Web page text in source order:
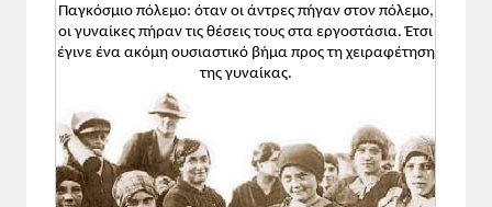
Παγκόσμιο πόλεμο: όταν οι άντρες πήγαν στον πόλεμο,
οι γυναίκες πήραν τις θέσεις τους στα εργοστάσια. Έτσι
έγινε ένα ακόμη ουσιαστικό βήμα προς τη χειραφέτηση
της γυναίκας.